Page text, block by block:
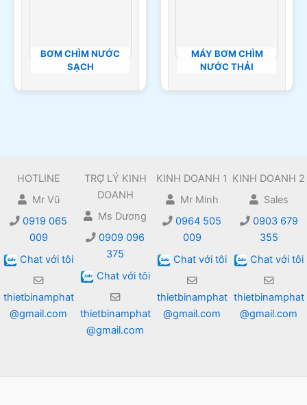
BƠM CHÌM NƯỚC
SẠCH
MÁY BƠM CHÌM
NƯỚC THẢI
HOTLINE
Mr Vũ
0919 065
009
Chat với tôi
thietbinamphat
@gmail.com
TRỢ LÝ KINH
DOANH
Ms Dương
0909 096
375
Chat với tôi
thietbinamphat
@gmail.com
KINH DOANH 1
Mr Minh
0964 505
009
Chat với tôi
thietbinamphat
@gmail.com
KINH DOANH 2
Sales
0903 679
355
Chat với tôi
thietbinamphat
@gmail.com